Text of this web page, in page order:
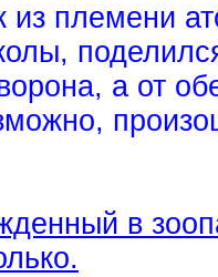
племени
а от
в